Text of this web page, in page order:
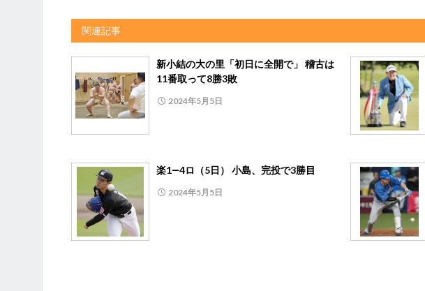
関連記事
新小結の大の里「初日に全開で」 稽古は
11番取って8勝3敗
2024年5月5日
楽1―4ロ（5日） 小島、完投で3勝目
2024年5月5日